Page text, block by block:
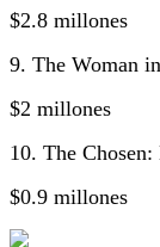
$2.8 millones
9. The Woman
$2 millones
10. The
$0.9 millones